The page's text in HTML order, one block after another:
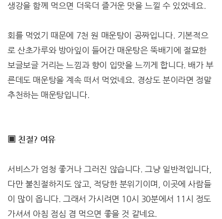
생강을 함께 먹으면 더욱더 즐거운 맛을 느낄 수 있었네요.
회를 먹었기 때문에 7천 원 매운탕이 공짜입니다. 기본적으
로 산초가루와 방아잎이 들어간 매운탕은 뚝배기에 절묘한
보글보글 거리는 느낌과 향이 입맛을 느끼게 합니다. 배가 부
른데도 매운탕을 계속 떠서 먹었네요. 경상도 분이라면 정말
추천하는 매운탕입니다.
▣ 친절? 여유
서비스가 엄청 좋거나 그러진 않습니다. 그냥 일반적입니다,
다만 불친절하지도 않고, 적당한 분위기이며, 이곳에 사람들
이 많이 옵니다. 그래서 가시려면 10시 30분에서 11시 정도
가셔셔 아침 점심 겸 먹으면 좋을 것 같네요.